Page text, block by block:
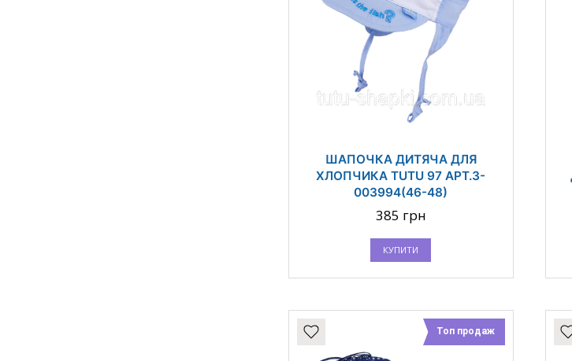
ШАПОЧКА ДИТЯЧА ДЛЯ
ХЛОПЧИКА TUTU 97 АРТ.3-
003994(46-48)
385 грн
КУПИТИ
Топ продаж